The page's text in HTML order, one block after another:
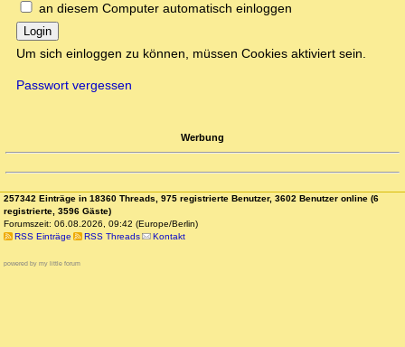
an diesem Computer automatisch einloggen
Login
Um sich einloggen zu können, müssen Cookies aktiviert sein.
Passwort vergessen
Werbung
257342 Einträge in 18360 Threads, 975 registrierte Benutzer, 3602 Benutzer online (6
registrierte, 3596 Gäste)
Forumszeit: 06.08.2026, 09:42 (Europe/Berlin)
RSS Einträge
RSS Threads Kontakt
powered by my little forum